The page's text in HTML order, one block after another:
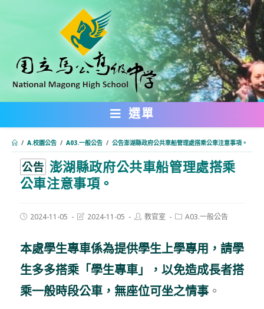
內
選單
/ A.校園公告 / A03.一般公告 / 公告澎湖縣政府公共車船管理處搭乘公車注意事項。
公告 澎湖縣政府公共車船管理處搭乘
公車注意事項。
Post2024-11-05
Post2024-11-05
Post教官室
PostA03.一般公告
本處學生專車係為提供學生上學專用，請學
生多多搭乘「學生專車」， 以免造成長者搭
乘一般時段公車，無座位可坐之情事。